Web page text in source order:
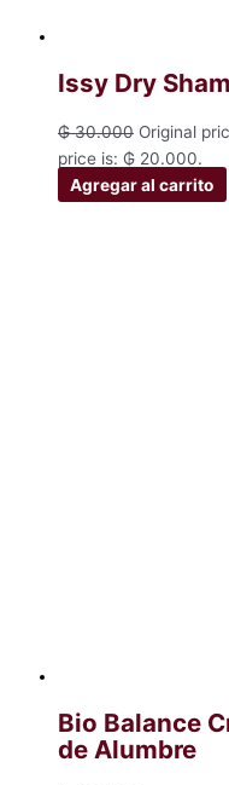
Issy Dry
₲30.000 Original
price is: ₲ 20.000.
Agregar al carrito
Bio Balance
de Alumbre